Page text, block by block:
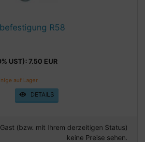
R58
UST): 7.50 EUR
auf Lager
DETAILS
(bzw. mit Ihrem derzeitigen Status)
keine Preise sehen.